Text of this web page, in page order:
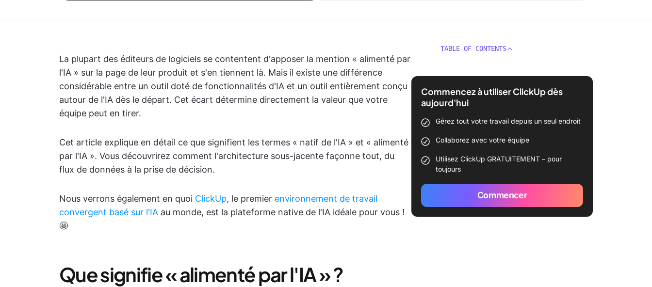
La plupart des éditeurs de logiciels se contentent d'apposer la mention « alimenté par
l'IA » sur la page de leur produit et s'en tiennent là. Mais il existe une différence
considérable entre un outil doté de fonctionnalités d'IA et un outil entièrement conçu
autour de l'IA dès le départ. Cet écart détermine directement la valeur que votre
équipe peut en tirer.
Cet article explique en détail ce que signifient les termes « natif de l'IA » et « alimenté
par l'IA ». Vous découvrirez comment l'architecture sous-jacente façonne tout, du
flux de données à la prise de décision.
Nous verrons également en quoi ClickUp, le premier environnement de travail
convergent basé sur l'IA au monde, est la plateforme native de l'IA idéale pour vous !
🤩
Que signifie « alimenté par l'IA » ?
TABLE OF CONTENTS
Commencez à utiliser ClickUp dès
aujourd'hui
Gérez tout votre travail depuis un seul endroit
Collaborez avec votre équipe
Utilisez ClickUp GRATUITEMENT – pour
toujours
Commencer